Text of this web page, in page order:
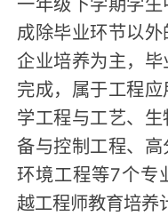
成除毕业环节以
企业培养为主，
完成，属于工程
学工程与工艺、
备与控制工程、高
环境工程等7个专
越工程师教育培养